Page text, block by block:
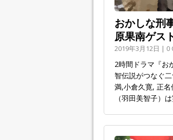
おかしな刑
原果南ゲス
2019年3月12日 | 0
2時間ドラマ『お
智伝説がつなぐ
満,小倉久寛, 正
（羽田美智子）